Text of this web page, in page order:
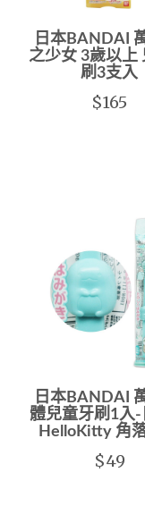
日本BANDAI
之少女 3歲以上
刷3支入
$165
日本BANDAI
體兒童牙刷1入-
HelloKitty 角
$49